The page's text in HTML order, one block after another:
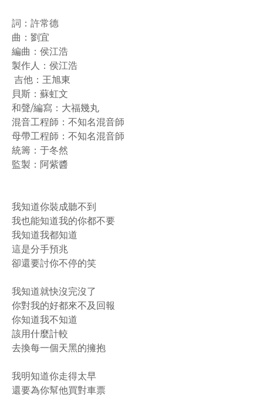
詞：許常德
曲：劉宜
編曲：侯江浩
製作人：侯江浩
吉他：王旭東
貝斯：蘇虹文
和聲/編寫：大福幾丸
混音工程師：不知名混音師
母帶工程師：不知名混音師
統籌：于冬然
監製：阿紫醬
我知道你裝成聽不到
我也能知道我的你都不要
我知道我都知道
這是分手預兆
卻還要討你不停的笑
我知道就快沒完沒了
你對我的好都來不及回報
你知道我不知道
該用什麼計較
去換每一個天黑的擁抱
我明知道你走得太早
還要為你幫他買對車票